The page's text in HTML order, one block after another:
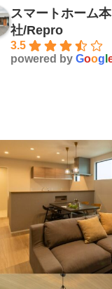
スマートホーム本
社/Repro
3.5
powered by Goog